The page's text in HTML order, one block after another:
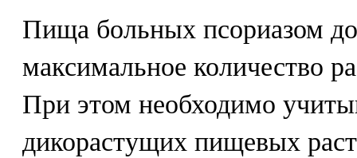
Пища больных псориазом
максимальное количество
При этом необходимо
дикорастущих пищевых